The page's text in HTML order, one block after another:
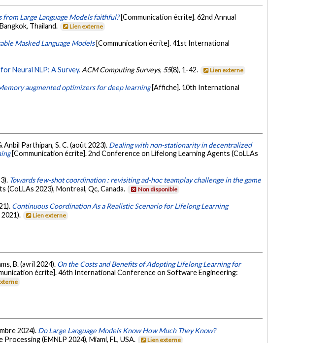
Large Language Models faithful? [Communication écrite]. 62nd Annual
Thailand.
Lien externe
Masked Language Models [Communication écrite]. 41st International
Neural NLP: A Survey. ACM Computing Surveys, 55(8), 1-42. Lien externe
augmented optimizers for deep learning [Affiche]. 10th International
Anbil Parthipan, S. C. (août 2023). Dealing with non-stationarity in decentralized
[Communication écrite]. 2nd Conference on Lifelong Learning Agents (CoLLAs
Towards few-shot coordination : revisiting ad-hoc teamplay challenge in the game
2023), Montreal, Qc, Canada. Non disponible
Continuous Coordination As a Realistic Scenario for Lifelong Learning
Lien externe
B. (avril 2024). On the Costs and Benefits of Adopting Lifelong Learning for
écrite]. 46th International Conference on Software Engineering:
2024). Do Large Language Models Know How Much They Know?
(EMNLP 2024), Miami, FL, USA.
Lien externe